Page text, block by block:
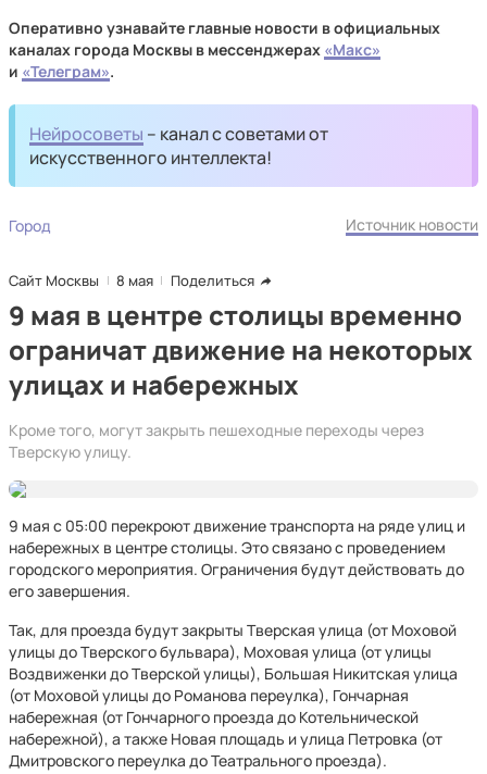
Оперативно узнавайте главные новости в официальных
каналах города Москвы в мессенджерах «Макс»
и «Телеграм».
Нейросоветы – канал с советами от
искусственного интеллекта!
Город Источник новости
Сайт Москвы 8 мая Поделиться
9 мая в центре столицы временно
ограничат движение на некоторых
улицах и набережных
Кроме того, могут закрыть пешеходные переходы через
Тверскую улицу.
9 мая с 05:00 перекроют движение транспорта на ряде улиц и
набережных в центре столицы. Это связано с проведением
городского мероприятия. Ограничения будут действовать до
его завершения.
Так, для проезда будут закрыты Тверская улица (от Моховой
улицы до Тверского бульвара), Моховая улица (от улицы
Воздвиженки до Тверской улицы), Большая Никитская улица
(от Моховой улицы до Романова переулка), Гончарная
набережная (от Гончарного проезда до Котельнической
набережной), а также Новая площадь и улица Петровка (от
Дмитровского переулка до Театрального проезда).